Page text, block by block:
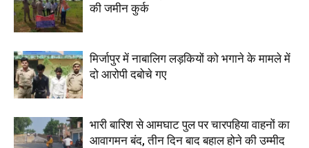
की जमीन कुर्क
मिर्जापुर में नाबालिग लड़कियों को भगाने के मामले में
दो आरोपी दबोचे गए
भारी बारिश से आमघाट पुल पर चारपहिया वाहनों का
आवागमन बंद, तीन दिन बाद बहाल होने की उम्मीद